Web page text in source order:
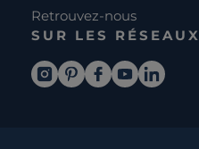
Retrouvez-nous
SUR LES RÉSEAUX